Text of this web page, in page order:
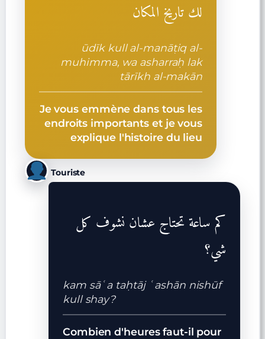
لك تاريخ المكان
ūdīk kull al-manāṭiq al-
muhimma, wa asharraḥ lak
tārīkh al-makān
Je vous emmène dans tous les
endroits importants et je vous
explique l'histoire du lieu
Touriste
كم ساعة تحتاج عشان نشوف كل
شي؟
kam sāʿa taḥtāj ʿashān nishūf
kull shay?
Combien d'heures faut-il pour